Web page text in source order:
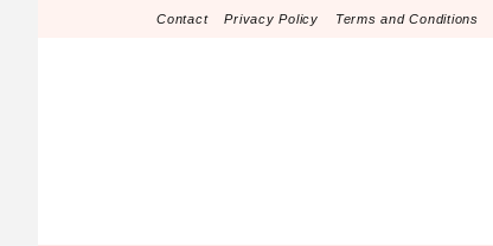
Contact Privacy Policy Terms and Conditions